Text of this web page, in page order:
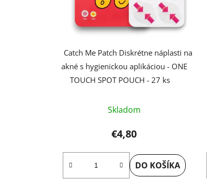
Catch Me Patch Diskrétne náplasti na
akné s hygienickou aplikáciou - ONE
TOUCH SPOT POUCH - 27 ks
Skladom
€4,80
DO KOŠÍKA